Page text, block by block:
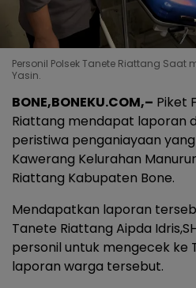
Personil Polsek Tanete Riattang Saat
Yasin.
BONE,BONEKU.COM,– Piket
Riattang mendapat laporan
peristiwa penganiayaan
Kawerang Kelurahan
Riattang Kabupaten Bone.
Mendapatkan laporan
Tanete Riattang Aipda
personil untuk mengecek ke
laporan warga tersebut.